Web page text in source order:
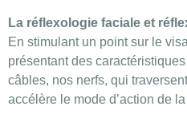
La réflexologie faciale et
En stimulant un point sur le
présentant des
câbles, nos nerfs, qui
accélère le mode d’action de